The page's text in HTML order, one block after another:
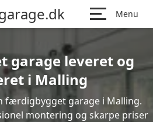
Menu
garage leveret og
i Malling
færdigbygget garage i Malling.
montering og skarpe priser